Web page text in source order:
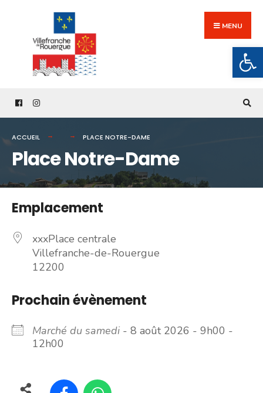
content
MENU
ACCUEIL PLACE NOTRE-DAME
Place Notre-Dame
Emplacement
xxxPlace centrale
Villefranche-de-Rouergue
12200
Prochain évènement
Marché du samedi - 8 août 2026 - 9h00 -
12h00